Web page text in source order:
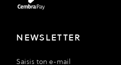
NEWSLETTER
Adresse e-mail